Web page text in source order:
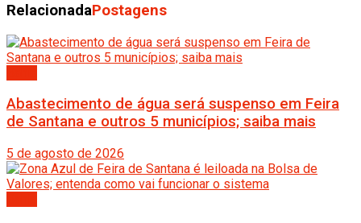
RelacionadaPostagens
Abastecimento de água será suspenso em Feira
de Santana e outros 5 municípios; saiba mais
5 de agosto de 2026